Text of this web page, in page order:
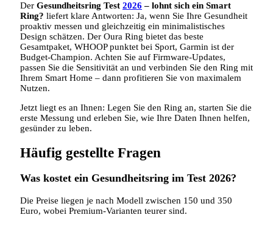
Der Gesundheitsring Test 2026 – lohnt sich ein Smart
Ring? liefert klare Antworten: Ja, wenn Sie Ihre Gesundheit
proaktiv messen und gleichzeitig ein minimalistisches
Design schätzen. Der Oura Ring bietet das beste
Gesamtpaket, WHOOP punktet bei Sport, Garmin ist der
Budget‑Champion. Achten Sie auf Firmware‑Updates,
passen Sie die Sensitivität an und verbinden Sie den Ring mit
Ihrem Smart Home – dann profitieren Sie von maximalem
Nutzen.
Jetzt liegt es an Ihnen: Legen Sie den Ring an, starten Sie die
erste Messung und erleben Sie, wie Ihre Daten Ihnen helfen,
gesünder zu leben.
Häufig gestellte Fragen
Was kostet ein Gesundheitsring im Test 2026?
Die Preise liegen je nach Modell zwischen 150 und 350
Euro, wobei Premium‑Varianten teurer sind.